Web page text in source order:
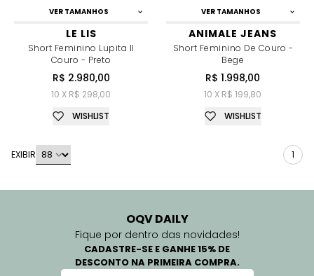
VER TAMANHOS
LE LIS
Short Feminino Lupita II
Couro - Preto
R$ 2.980,00
10 X R$ 298,00
WISHLIST
VER TAMANHOS
ANIMALE JEANS
Short Feminino De Couro -
Bege
R$ 1.998,00
10 X R$ 199,80
WISHLIST
EXIBIR 1
OQV DAILY
Fique por dentro das novidades!
CADASTRE-SE E GANHE 15% DE
DESCONTO NA PRIMEIRA COMPRA.